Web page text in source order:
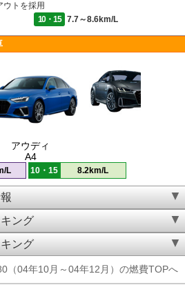
ウトを採用
10・15 7.7～8.6km/L
アウディ
A4
L 10・15 8.2km/L
ング
ング
（04年10月～04年12月）の燃費TOPへ